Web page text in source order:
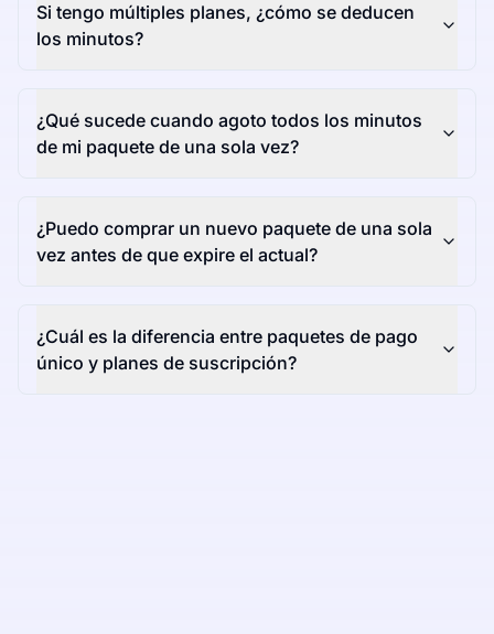
Si tengo múltiples planes, ¿cómo se deducen
los minutos?
¿Qué sucede cuando agoto todos los minutos
de mi paquete de una sola vez?
¿Puedo comprar un nuevo paquete de una sola
vez antes de que expire el actual?
¿Cuál es la diferencia entre paquetes de pago
único y planes de suscripción?